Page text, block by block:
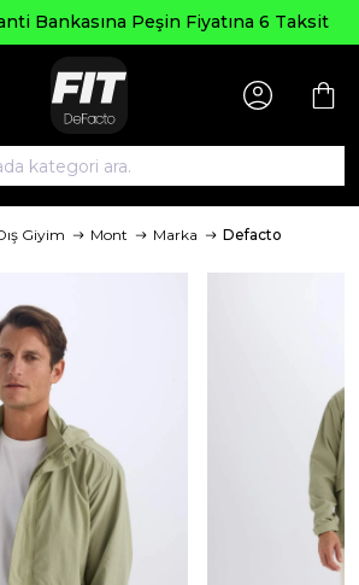
Bankasına Peşin Fiyatına 6 Taksit
Giyim Mont Marka Defacto